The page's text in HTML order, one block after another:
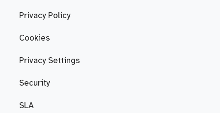
Privacy Policy
Cookies
Privacy Settings
Security
SLA